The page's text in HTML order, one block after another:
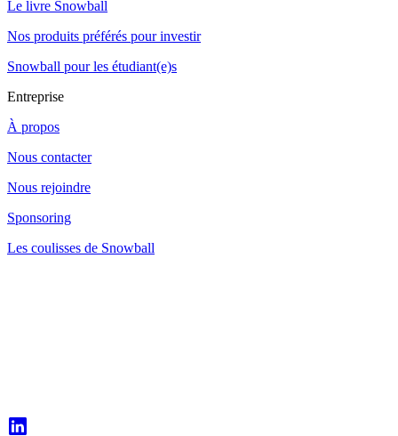
Le livre Snowball
Nos produits préférés pour investir
Snowball pour les étudiant(e)s
Entreprise
À propos
Nous contacter
Nous rejoindre
Sponsoring
Les coulisses de Snowball